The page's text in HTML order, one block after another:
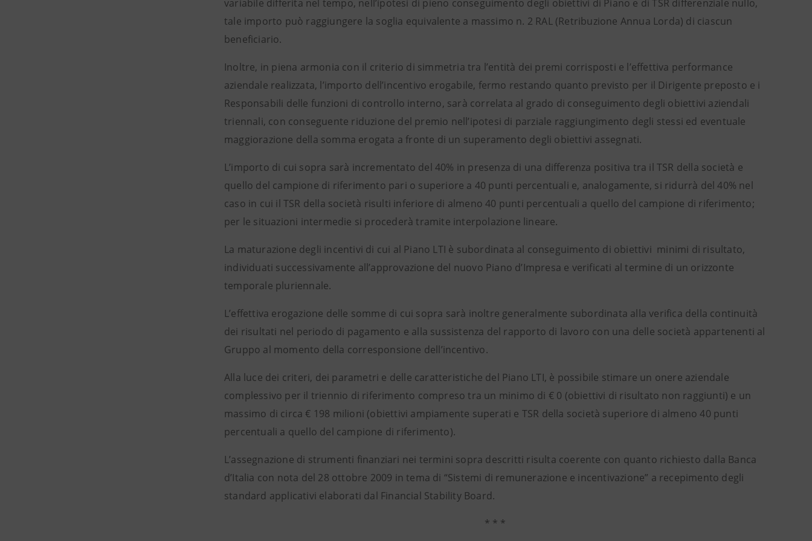
variabile differita nel tempo, nell’ipotesi di pieno conseguimento degli obiettivi di Piano e di TSR differenziale nullo,
tale importo può raggiungere la soglia equivalente a massimo n. 2 RAL (Retribuzione Annua Lorda) di ciascun
beneficiario.
Inoltre, in piena armonia con il criterio di simmetria tra l’entità dei premi corrisposti e l’effettiva performance
aziendale realizzata, l’importo dell’incentivo erogabile, fermo restando quanto previsto per il Dirigente preposto e i
Responsabili delle funzioni di controllo interno, sarà correlata al grado di conseguimento degli obiettivi aziendali
triennali, con conseguente riduzione del premio nell’ipotesi di parziale raggiungimento degli stessi ed eventuale
maggiorazione della somma erogata a fronte di un superamento degli obiettivi assegnati.
L’importo di cui sopra sarà incrementato del 40% in presenza di una differenza positiva tra il TSR della società e
quello del campione di riferimento pari o superiore a 40 punti percentuali e, analogamente, si ridurrà del 40% nel
caso in cui il TSR della società risulti inferiore di almeno 40 punti percentuali a quello del campione di riferimento;
per le situazioni intermedie si procederà tramite interpolazione lineare.
La maturazione degli incentivi di cui al Piano LTI è subordinata al conseguimento di obiettivi minimi di risultato,
individuati successivamente all’approvazione del nuovo Piano d’Impresa e verificati al termine di un orizzonte
temporale pluriennale.
L’effettiva erogazione delle somme di cui sopra sarà inoltre generalmente subordinata alla verifica della continuità
dei risultati nel periodo di pagamento e alla sussistenza del rapporto di lavoro con una delle società appartenenti al
Gruppo al momento della corresponsione dell’incentivo.
Alla luce dei criteri, dei parametri e delle caratteristiche del Piano LTI, è possibile stimare un onere aziendale
complessivo per il triennio di riferimento compreso tra un minimo di € 0 (obiettivi di risultato non raggiunti) e un
massimo di circa € 198 milioni (obiettivi ampiamente superati e TSR della società superiore di almeno 40 punti
percentuali a quello del campione di riferimento).
L’assegnazione di strumenti finanziari nei termini sopra descritti risulta coerente con quanto richiesto dalla Banca
d’Italia con nota del 28 ottobre 2009 in tema di “Sistemi di remunerazione e incentivazione” a recepimento degli
standard applicativi elaborati dal Financial Stability Board.
* * *